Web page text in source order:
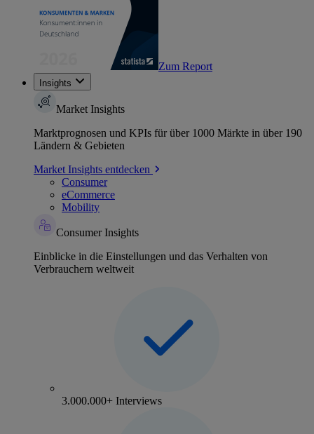
Zum Report
Insights
Market Insights
Marktprognosen und KPIs für über 1000 Märkte in über 190
Ländern & Gebieten
Market Insights entdecken
Consumer
eCommerce
Mobility
Consumer Insights
Einblicke in die Einstellungen und das Verhalten von
Verbrauchern weltweit
3.000.000+ Interviews